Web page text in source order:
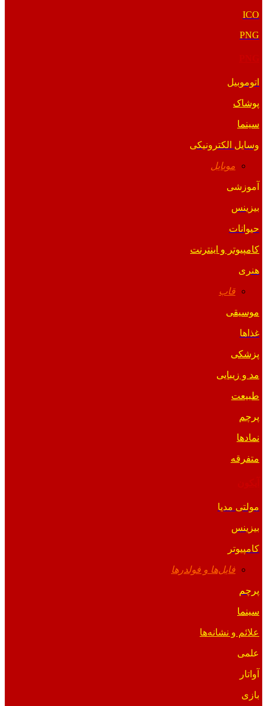
ICO
PNG
اتوموبیل
پوشاک
سینما
وسایل الکترونیکی
موبایل
آموزشی
بیزینس
حیوانات
کامپیوتر و اینترنت
هنری
قاب
موسیقی
غذاها
پزشکی
مد و زیبایی
طبیعت
پرچم
نمادها
متفرقه
مولتی مدیا
بیزینس
کامپیوتر
فایل‌ها و فولدرها
پرچم
سینما
علائم و نشانه‌ها
علمی
آواتار
بازی